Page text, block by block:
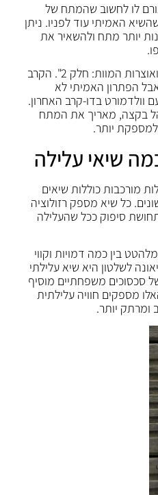
לו לחשוב שהמתח של
האמיתי עוד לפניו. ניתן
יותר מתח ולהשאיר את
קחו לדוגמא את "הארי פוטר ואוצרות המוות: חלק 2". הקרב
הפתרון האמיתי לא
בדו-קרב האחרון.
בקצה, מאריך את המתח
למספקת יותר.
שיאי עלילה
מורכבות כוללות שיאים
כל שיא מספק רזולוציה
סיפוק ככל שהעלילה
בין כמה דמויות וקווי
לשלטון היא שיא עלילתי
סכסוכים משפחתיים מוסיף
מספקים חוויה עלילתית
ומרתק יותר.